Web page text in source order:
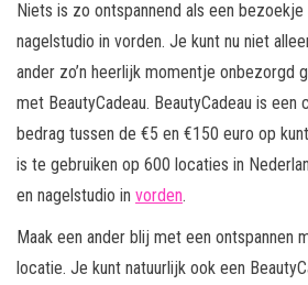
Niets is zo ontspannend als een
nagelstudio in vorden. Je kunt nu niet
ander zo’n heerlijk momentje onbezorgd
met BeautyCadeau. BeautyCadeau is een
bedrag tussen de €5 en €150 euro op
is te gebruiken op 600 locaties in
en nagelstudio in vorden.
Maak een ander blij met een ontspannen
locatie. Je kunt natuurlijk ook een